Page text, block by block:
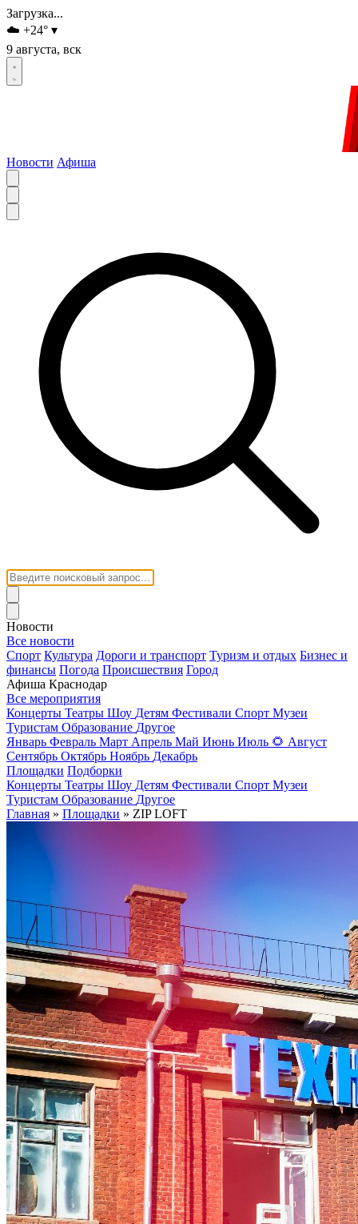
Загрузка...
☁️ +24° ▾
9 августа, вск
Новости Афиша
Новости
Все новости
Спорт Культура Дороги и транспорт Туризм и отдых Бизнес и
финансы Погода Происшествия Город
Афиша Краснодар
Все мероприятия
Концерты Театры Шоу Детям Фестивали Спорт Музеи
Туристам Образование Другое
Январь Февраль Март Апрель Май Июнь Июль 🌻 Август
Сентябрь Октябрь Ноябрь Декабрь
Площадки Подборки
Концерты Театры Шоу Детям Фестивали Спорт Музеи
Туристам Образование Другое
Главная » Площадки » ZIP LOFT